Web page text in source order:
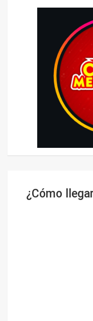
¿Cómo